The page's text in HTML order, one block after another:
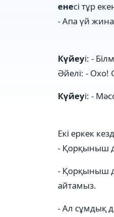
енесі тұр
- Апа үй
Күйеуі: -
Әйелі: - Охо!
Күйеуі: -
Екі еркек
- Қорқыныш
- Қорқыныш
айтамыз.
- Ал сұмдық